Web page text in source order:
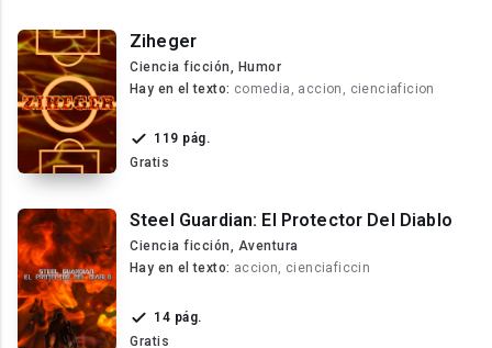
Ziheger
Ciencia ficción, Humor
Hay en el texto: comedia, accion, cienciaficion
119 pág.
Gratis
Steel Guardian: El Protector Del Diablo
Ciencia ficción, Aventura
Hay en el texto: accion, cienciaficcin
14 pág.
Gratis